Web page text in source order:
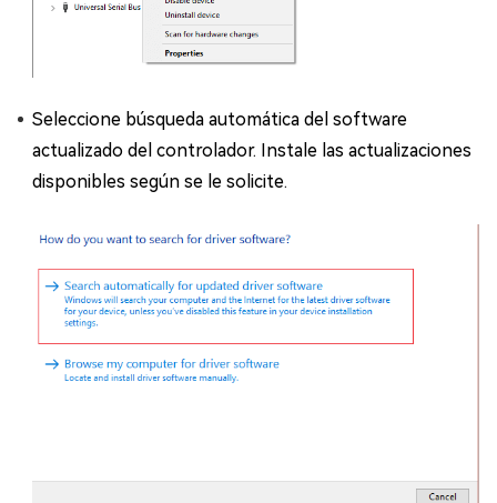
Seleccione búsqueda automática del software
actualizado del controlador. Instale las actualizaciones
disponibles según se le solicite.